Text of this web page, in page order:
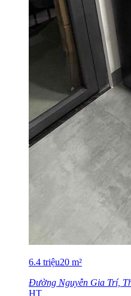
6.4 triệu20 m²
Đường Nguyễn Gia Trí,
HT